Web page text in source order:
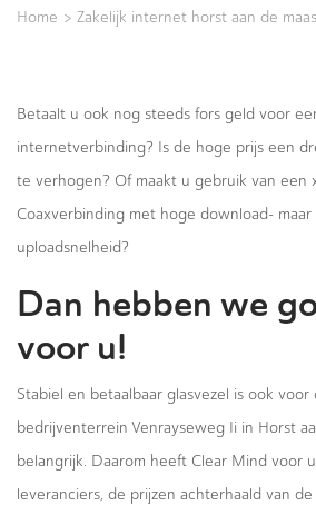
Home > Zakelijk internet horst aan de maas
Betaalt u ook nog steeds fors geld voor
internetverbinding? Is de hoge prijs een
te verhogen? Of maakt u gebruik van een
Coaxverbinding met hoge download-
uploadsnelheid?
Dan hebben we
voor u!
Stabiel en betaalbaar glasvezel is ook
bedrijventerrein Venrayseweg Ii in Horst
belangrijk. Daarom heeft Clear Mind voor
leveranciers, de prijzen achterhaald van